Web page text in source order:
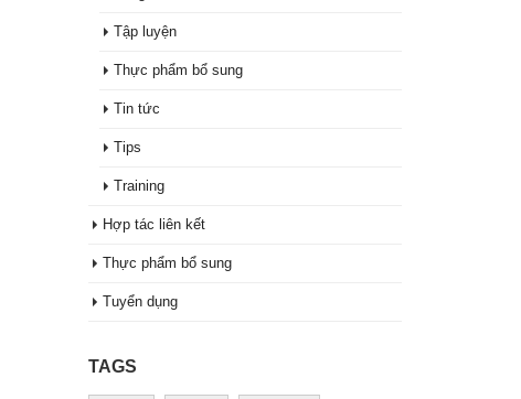
Tập luyện
Thực phẩm bổ sung
Tin tức
Tips
Training
Hợp tác liên kết
Thực phẩm bổ sung
Tuyển dụng
TAGS